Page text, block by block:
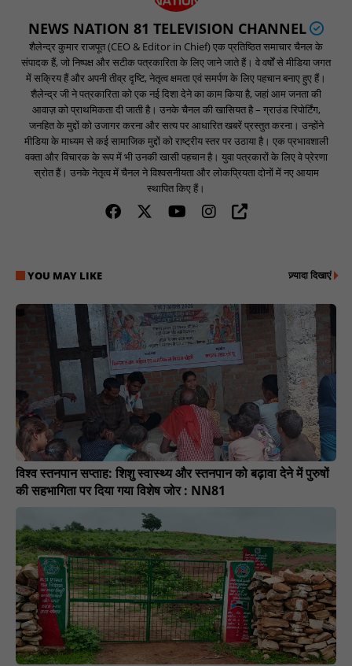
NEWS NATION 81 TELEVISION CHANNEL
शैलेन्द्र कुमार राजपूत (CEO & Editor in Chief) एक प्रतिष्ठित समाचार चैनल के
संपादक हैं, जो निष्पक्ष और सटीक पत्रकारिता के लिए जाने जाते हैं। वे वर्षों से मीडिया जगत
में सक्रिय हैं और अपनी तीव्र दृष्टि, नेतृत्व क्षमता एवं समर्पण के लिए पहचान बनाए हुए हैं।
शैलेन्द्र जी ने पत्रकारिता को एक नई दिशा देने का काम किया है, जहां आम जनता की
आवाज़ को प्राथमिकता दी जाती है। उनके चैनल की खासियत है – ग्राउंड रिपोर्टिंग,
जनहित के मुद्दों को उजागर करना और सत्य पर आधारित खबरें प्रस्तुत करना। उन्होंने
मीडिया के माध्यम से कई सामाजिक मुद्दों को राष्ट्रीय स्तर पर उठाया है। एक प्रभावशाली
वक्ता और विचारक के रूप में भी उनकी खासी पहचान है। युवा पत्रकारों के लिए वे प्रेरणा
स्रोत हैं। उनके नेतृत्व में चैनल ने विश्वसनीयता और लोकप्रियता दोनों में नए आयाम
स्थापित किए हैं।
YOU MAY LIKE ज़्यादा दिखाएं
विश्व स्तनपान सप्ताह: शिशु स्वास्थ्य और स्तनपान को बढ़ावा देने में पुरुषों
की सहभागिता पर दिया गया विशेष जोर : NN81